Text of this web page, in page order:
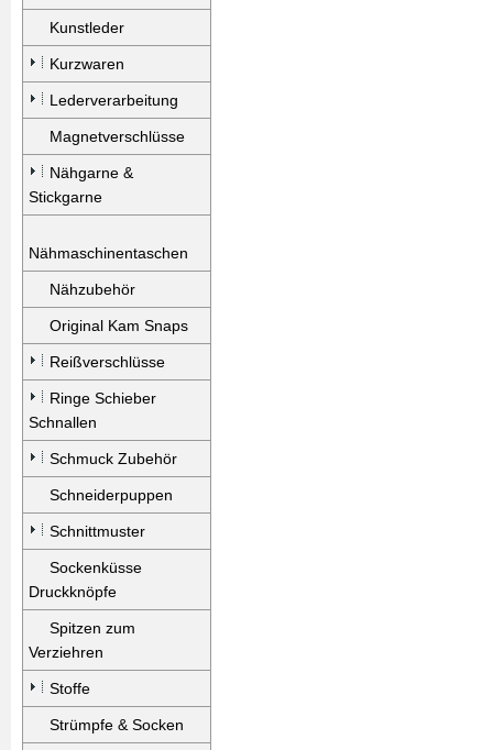
Kunstleder
Kurzwaren
Lederverarbeitung
Magnetverschlüsse
Nähgarne &
Stickgarne
Nähmaschinentaschen
Nähzubehör
Original Kam Snaps
Reißverschlüsse
Ringe Schieber
Schnallen
Schmuck Zubehör
Schneiderpuppen
Schnittmuster
Sockenküsse
Druckknöpfe
Spitzen zum
Verziehren
Stoffe
Strümpfe & Socken